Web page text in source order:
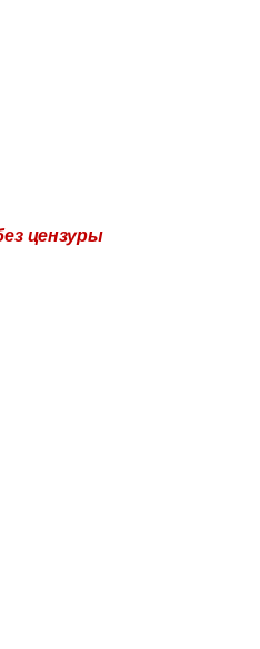
цензуры